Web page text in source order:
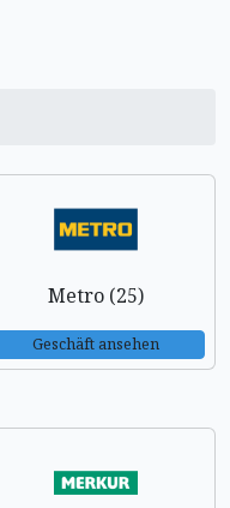
Metro (25)
Geschäft ansehen